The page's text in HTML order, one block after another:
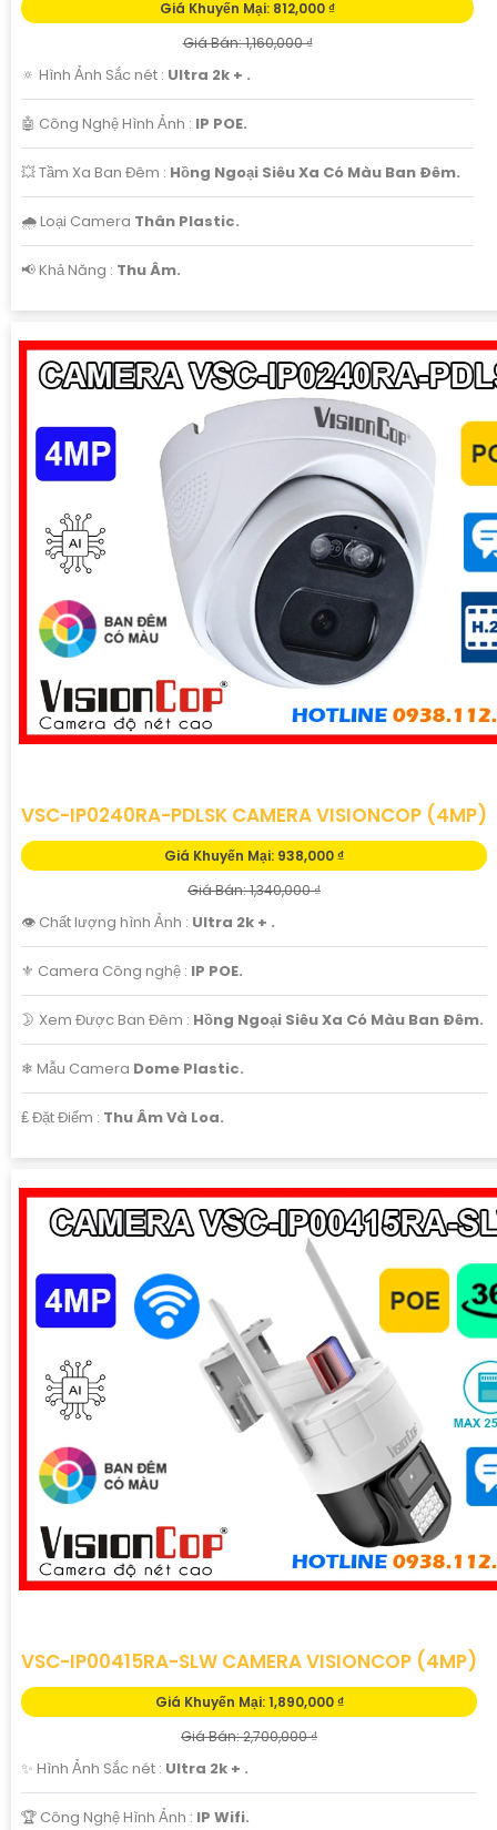
Giá Khuyến Mại: 812,000 ₫
Giá Bán: 1,160,000 ₫
🔅 Hình Ảnh Sắc nét : Ultra 2k + .
🤖️ Công Nghệ Hình Ảnh : IP POE.
💥 Tầm Xa Ban Đêm : Hồng Ngoại Siêu Xa Có Màu Ban Ðêm.
🌧️ Loại Camera Thân Plastic.
️📢 Khả Năng : Thu Âm.
VSC-IP0240RA-PDLSK CAMERA VISIONCOP (4MP)
Giá Khuyến Mại: 938,000 ₫
Giá Bán: 1,340,000 ₫
👁 Chất lượng hình Ảnh : Ultra 2k + .
⚜️ Camera Công nghệ : IP POE.
🌛 Xem Được Ban Đêm : Hồng Ngoại Siêu Xa Có Màu Ban Ðêm.
❄ Mẫu Camera Dome Plastic.
️₤ Đặt Điểm : Thu Âm Và Loa.
VSC-IP00415RA-SLW CAMERA VISIONCOP (4MP)
Giá Khuyến Mại: 1,890,000 ₫
Giá Bán: 2,700,000 ₫
✨ Hình Ảnh Sắc nét : Ultra 2k + .
🏆 Công Nghệ Hình Ảnh : IP Wifi.